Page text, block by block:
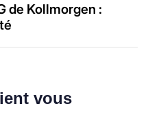
de Kollmorgen :
vous